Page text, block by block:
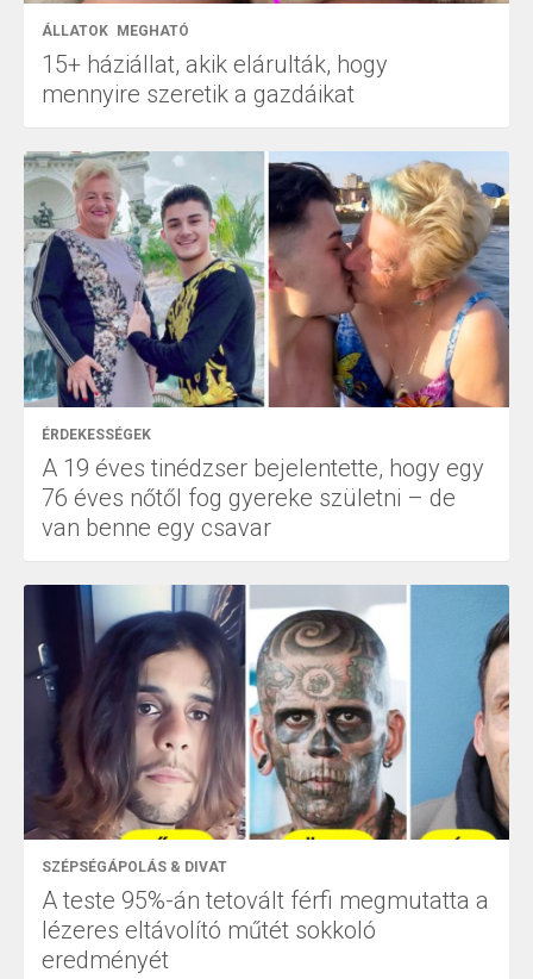
ÁLLATOK MEGHATÓ
15+ háziállat, akik elárulták, hogy
mennyire szeretik a gazdáikat
ÉRDEKESSÉGEK
A 19 éves tinédzser bejelentette, hogy egy
76 éves nőtől fog gyereke születni – de
van benne egy csavar
SZÉPSÉGÁPOLÁS & DIVAT
A teste 95%-án tetovált férfi megmutatta a
lézeres eltávolító műtét sokkoló
eredményét